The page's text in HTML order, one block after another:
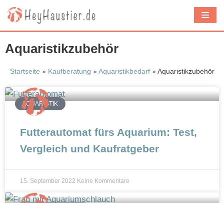
Z
u
I
n
a
n
Aquaristikzubehör
Startseite » Kaufberatung »Aquaristikbedarf»Aquaristikzubehör
AQUARISTIK
Futterautomat fürs Aquarium: Test,
Vergleich und Kaufratgeber
15. September 2022 Keine Kommentare